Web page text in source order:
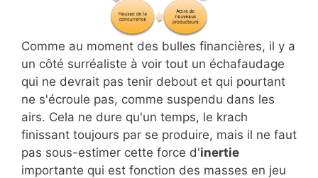
Comme au moment des bulles financières, il y a
un côté surréaliste à voir tout un échafaudage
qui ne devrait pas tenir debout et qui pourtant
ne s'écroule pas, comme suspendu dans les
airs. Cela ne dure qu'un temps, le krach
finissant toujours par se produire, mais il ne faut
pas sous-estimer cette force d'inertie
importante qui est fonction des masses en jeu